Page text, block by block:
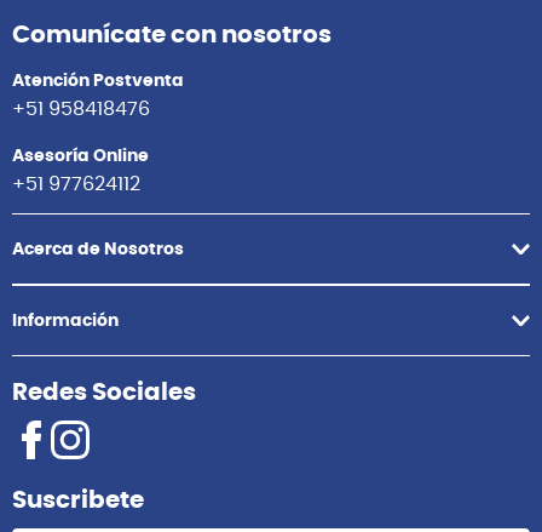
Comunícate con nosotros
Atención Postventa
+51 958418476
Asesoría Online
+51 977624112
Acerca de Nosotros
Información
Redes Sociales
Suscribete